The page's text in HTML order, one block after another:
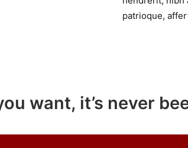
patrioque,
want, it’s never